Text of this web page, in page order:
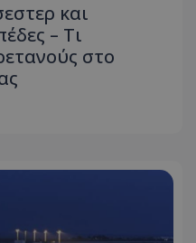
και
– Τι
στο